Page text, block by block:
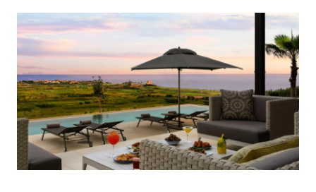
18 мая 2026
THE ST. REGIS MALDIVES VOMMULI:
МАНИФЕСТ ЭСТЕТИКИ В САМОМ СЕРДЦЕ
ОКЕАНА
Подробнее